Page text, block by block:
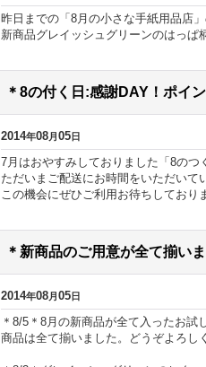
昨日までの「8月の小さな手紙用品店
新商品グレイッシュグリーンのはっぱ
＊8の付く日:感謝DAY！ポイ
2014年08月05日
7月はおやすみしておりました「8のつ
ただいまご配送にお時間をいただいて
この機会にぜひご利用お待ちしており
＊新商品のご用意が全て揃い
2014年08月05日
＊8/5＊8月の新商品が全て入ったお
商品は全て揃いました。どうぞよろし